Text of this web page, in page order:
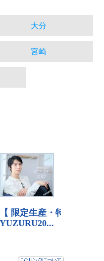
大分
宮崎